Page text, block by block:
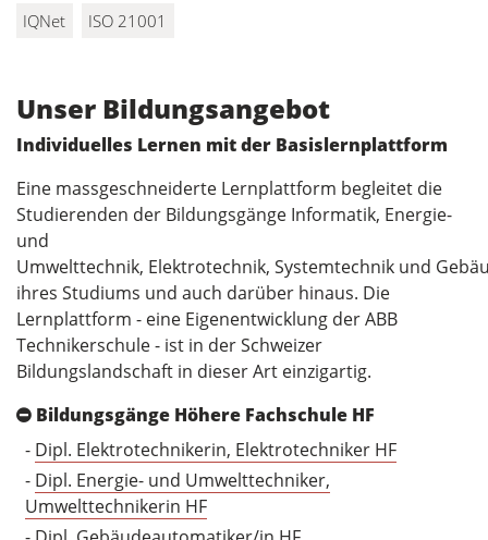
IQNet ISO 21001
Unser Bildungsangebot
Individuelles Lernen mit der Basislernplattform
Eine massgeschneiderte Lernplattform begleitet die
Studierenden der Bildungsgänge Informatik, Energie-
und
Umwelttechnik, Elektrotechnik, Systemtechnik und
ihres Studiums und auch darüber hinaus. Die
Lernplattform - eine Eigenentwicklung der ABB
Technikerschule - ist in der Schweizer
Bildungslandschaft in dieser Art einzigartig.
Bildungsgänge Höhere Fachschule HF
- Dipl. Elektrotechnikerin, Elektrotechniker HF
- Dipl. Energie- und Umwelttechniker,
Umwelttechnikerin HF